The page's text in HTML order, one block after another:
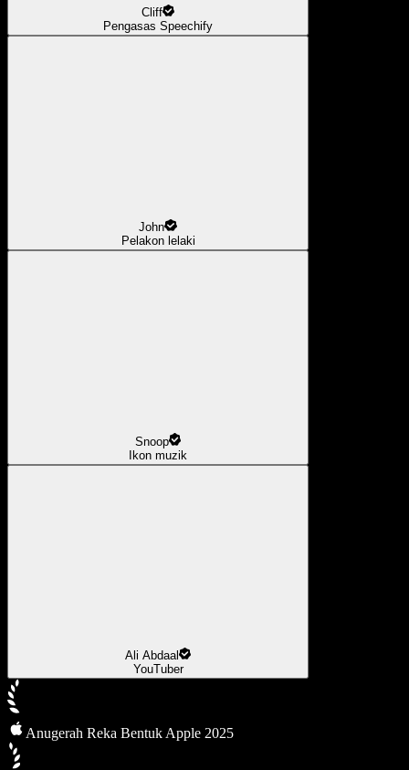
Cliff
Pengasas Speechify
John
Pelakon lelaki
Snoop
Ikon muzik
Ali Abdaal
YouTuber
Anugerah Reka Bentuk Apple 2025